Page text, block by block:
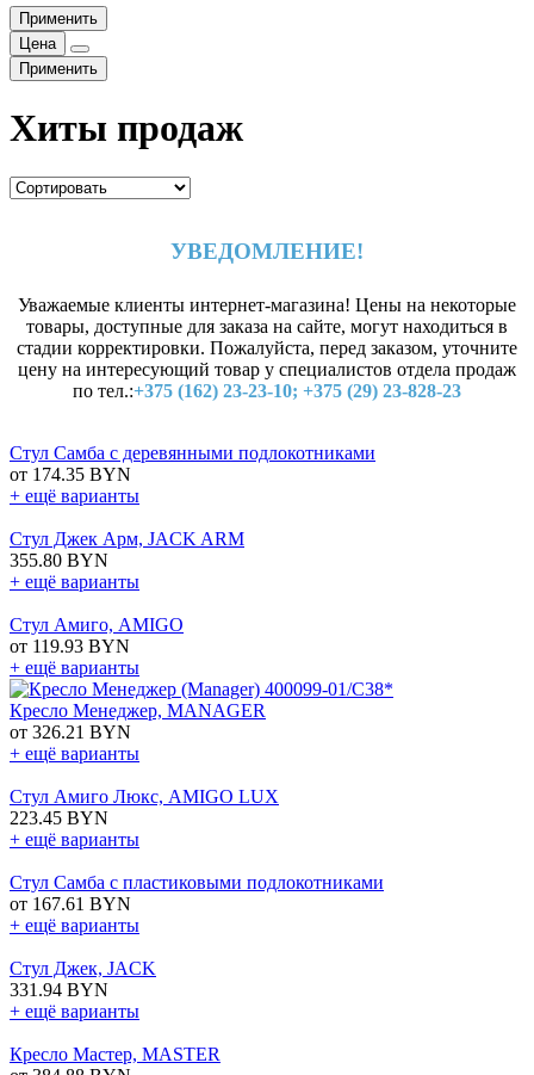
Применить
Цена
Применить
Хиты продаж
УВЕДОМЛЕНИЕ!
Уважаемые клиенты интернет-магазина! Цены на некоторые
товары, доступные для заказа на сайте, могут находиться в
стадии корректировки. Пожалуйста, перед заказом, уточните
цену на интересующий товар у специалистов отдела продаж
по тел.:+375 (162) 23-23-10; +375 (29) 23-828-23
Стул Самба с деревянными подлокотниками
от 174.35 BYN
+ ещё варианты
Стул Джек Арм, JACK ARM
355.80 BYN
+ ещё варианты
Стул Амиго, AMIGO
от 119.93 BYN
+ ещё варианты
Кресло Менеджер, MANAGER
от 326.21 BYN
+ ещё варианты
Стул Амиго Люкс, AMIGO LUX
223.45 BYN
+ ещё варианты
Стул Самба с пластиковыми подлокотниками
от 167.61 BYN
+ ещё варианты
Стул Джек, JACK
331.94 BYN
+ ещё варианты
Кресло Мастер, MASTER